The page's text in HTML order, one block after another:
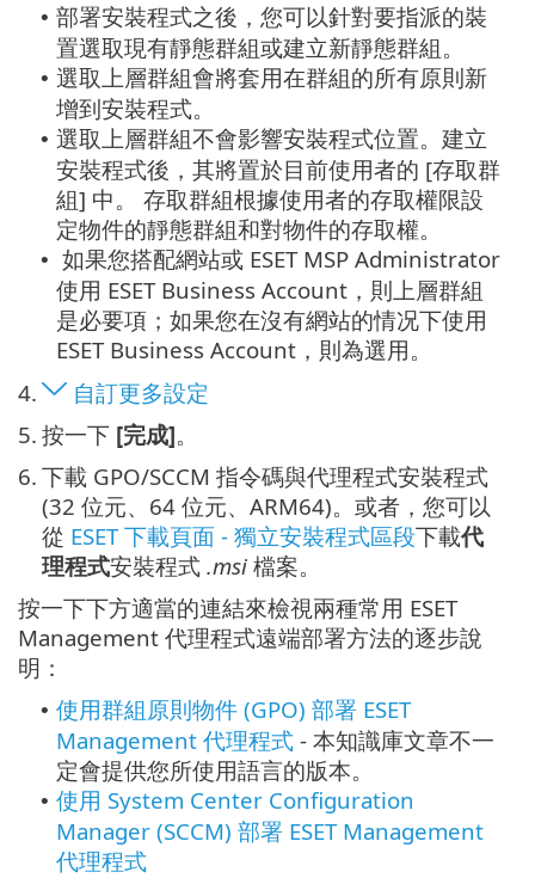
• 部署安裝程式之後，您可以針對要指派的裝
置選取現有靜態群組或建立新靜態群組。
• 選取上層群組會將套用在群組的所有原則新
增到安裝程式。
• 選取上層群組不會影響安裝程式位置。建立
安裝程式後，其將置於目前使用者的 [存取群
組] 中。 存取群組根據使用者的存取權限設
定物件的靜態群組和對物件的存取權。
• 如果您搭配網站或 ESET MSP Administrator
使用 ESET Business Account，則上層群組
是必要項；如果您在沒有網站的情况下使用
ESET Business Account，則為選用。
4.
自訂更多設定
5. 按一下 [完成]。
6. 下載 GPO/SCCM 指令碼與代理程式安裝程式
(32 位元、64 位元、ARM64)。或者，您可以
從 ESET 下載頁面 - 獨立安裝程式區段下載代
理程式安裝程式 .msi 檔案。
按一下下方適當的連結來檢視兩種常用 ESET
Management 代理程式遠端部署方法的逐步說
明：
• 使用群組原則物件 (GPO) 部署 ESET
Management 代理程式 - 本知識庫文章不一
定會提供您所使用語言的版本。
• 使用 System Center Configuration
Manager (SCCM) 部署 ESET Management
代理程式